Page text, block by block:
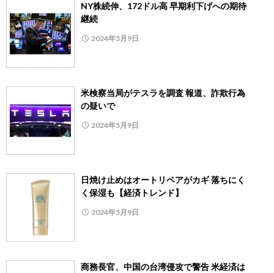
NY株続伸、172ドル高 早期利下げへの期待
継続
2024年5月9日
米検察当局がテスラを調査 報道、詐欺行為
の疑いで
2024年5月9日
日焼け止めはオートリペアがカギ 落ちにく
く保湿も【経済トレンド】
2024年5月9日
商務長官、中国の台湾侵攻で警告 米経済は